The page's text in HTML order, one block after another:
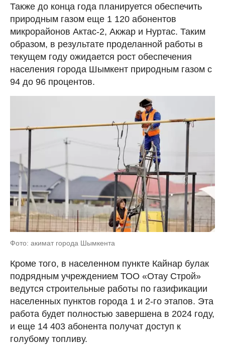
Также до конца года планируется обеспечить
природным газом еще 1 120 абонентов
микрорайонов Актас-2, Акжар и Нуртас. Таким
образом, в результате проделанной работы в
текущем году ожидается рост обеспечения
населения города Шымкент природным газом с
94 до 96 процентов.
Фото: акимат города Шымкента
Кроме того, в населенном пункте Кайнар булак
подрядным учреждением ТОО «Отау Строй»
ведутся строительные работы по газификации
населенных пунктов города 1 и 2-го этапов. Эта
работа будет полностью завершена в 2024 году,
и еще 14 403 абонента получат доступ к
голубому топливу.